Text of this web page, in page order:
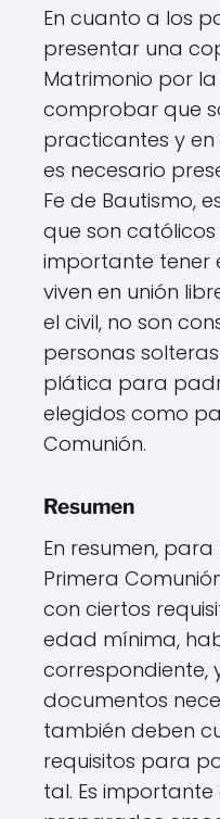
En cuanto a los
presentar una
Matrimonio por
comprobar que
practicantes y en
es necesario
Fe de Bautismo,
que son
importante tener
viven en unión
el civil, no son
personas
plática para
elegidos como
Comunión.
Resumen
En resumen,
Primera
con ciertos
edad mínima,
correspondiente,
documentos
también deben
requisitos para
tal. Es importante